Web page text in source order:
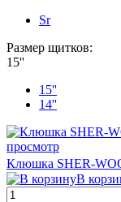
Sr
Размер щитков:
15''
15''
14''
просмотр
Клюшка SHER-
В